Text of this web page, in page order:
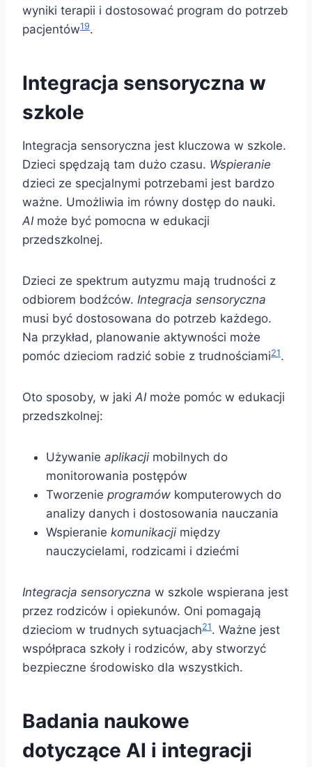
wyniki terapii i dostosować program do potrzeb
pacjentów19.
Integracja sensoryczna w
szkole
Integracja sensoryczna jest kluczowa w szkole.
Dzieci spędzają tam dużo czasu. Wspieranie
dzieci ze specjalnymi potrzebami jest bardzo
ważne. Umożliwia im równy dostęp do nauki.
AImoże być pomocna w edukacji
przedszkolnej.
Dzieci ze spektrum autyzmu mają trudności z
odbiorem bodźców. Integracja sensoryczna
musi być dostosowana do potrzeb każdego.
Na przykład, planowanie aktywności może
pomóc dzieciom radzić sobie z trudnościami21.
Oto sposoby, w jaki AImoże pomóc w edukacji
przedszkolnej:
Używanie aplikacji mobilnych do
monitorowania postępów
Tworzenie programów komputerowych do
analizy danych i dostosowania nauczania
Wspieranie komunikacji między
nauczycielami, rodzicami i dziećmi
Integracja sensoryczna w szkole wspierana jest
przez rodziców i opiekunów. Oni pomagają
dzieciom w trudnych sytuacjach21. Ważne jest
współpraca szkoły i rodziców, aby stworzyć
bezpieczne środowisko dla wszystkich.
Badania naukowe
dotyczące AI i integracji